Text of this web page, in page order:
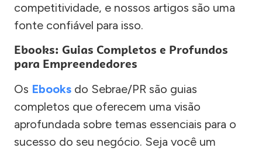
competitividade, e nossos artigos são uma
fonte confiável para isso.
Ebooks: Guias Completos e Profundos
para Empreendedores
Os Ebooks do Sebrae/PR são guias
completos que oferecem uma visão
aprofundada sobre temas essenciais para o
sucesso do seu negócio. Seja você um